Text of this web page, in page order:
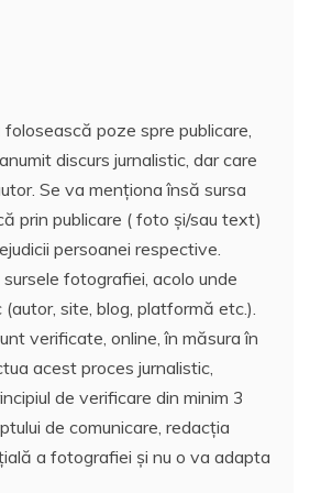
poze spre publicare,
discurs jurnalistic, dar care
Se va menționa însă sursa
prin publicare ( foto și/sau text)
persoanei respective.
fotografiei, acolo unde
site, blog, platformă etc.).
verificate, online, în măsura în
acest proces jurnalistic,
de verificare din minim 3
de comunicare, redacția
a fotografiei și nu o va adapta